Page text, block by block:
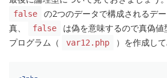
false の2つのデータで構成されるデー
真、
false
は偽を意味するので真偽
プログラム（
var12.php ）を作成し